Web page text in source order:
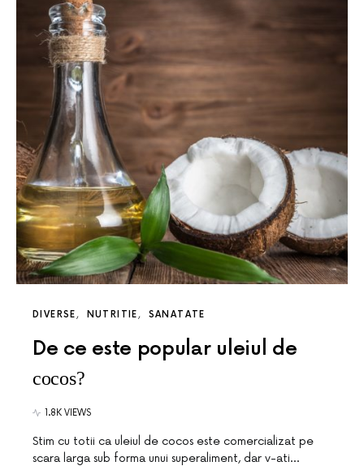
DIVERSE NUTRITIE SANATATE
De ce este popular uleiul de
cocos?
1.8K VIEWS
Stim cu totii ca uleiul de cocos este comercializat pe
scara larga sub forma unui superaliment, dar v-ati…